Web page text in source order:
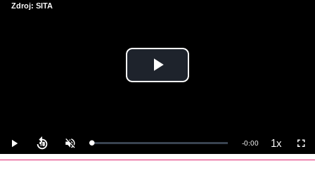
Play
Play UnmuteLoaded:
0%
Remaining
-0:00 1xPlayback
Rate
Zdroj: SITA